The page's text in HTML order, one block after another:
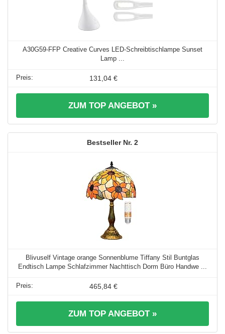
A30G59-FFP Creative Curves LED-Schreibtischlampe Sunset
Lamp ...
131,04 €
ZUM TOP ANGEBOT »
2
Blivuself Vintage orange Sonnenblume Tiffany Stil Buntglas
Endtisch Lampe Schlafzimmer Nachttisch Dorm Büro Handwe ...
465,84 €
ZUM TOP ANGEBOT »